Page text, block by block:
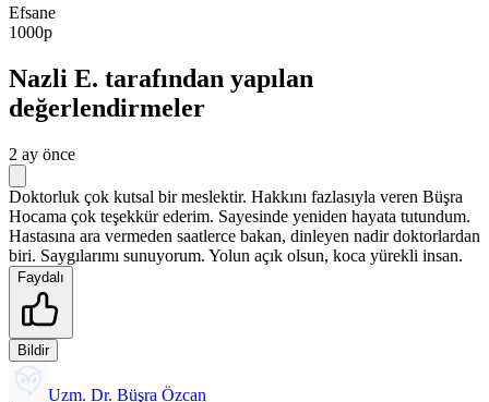
Efsane
1000p
Nazli E. tarafından yapılan
değerlendirmeler
2 ay önce
Doktorluk çok kutsal bir meslektir. Hakkını fazlasıyla veren Büşra
Hocama çok teşekkür ederim. Sayesinde yeniden hayata tutundum.
Hastasına ara vermeden saatlerce bakan, dinleyen nadir doktorlardan
biri. Saygılarımı sunuyorum. Yolun açık olsun, koca yürekli insan.
Faydalı
Bildir
Uzm. Dr. Büşra Özcan